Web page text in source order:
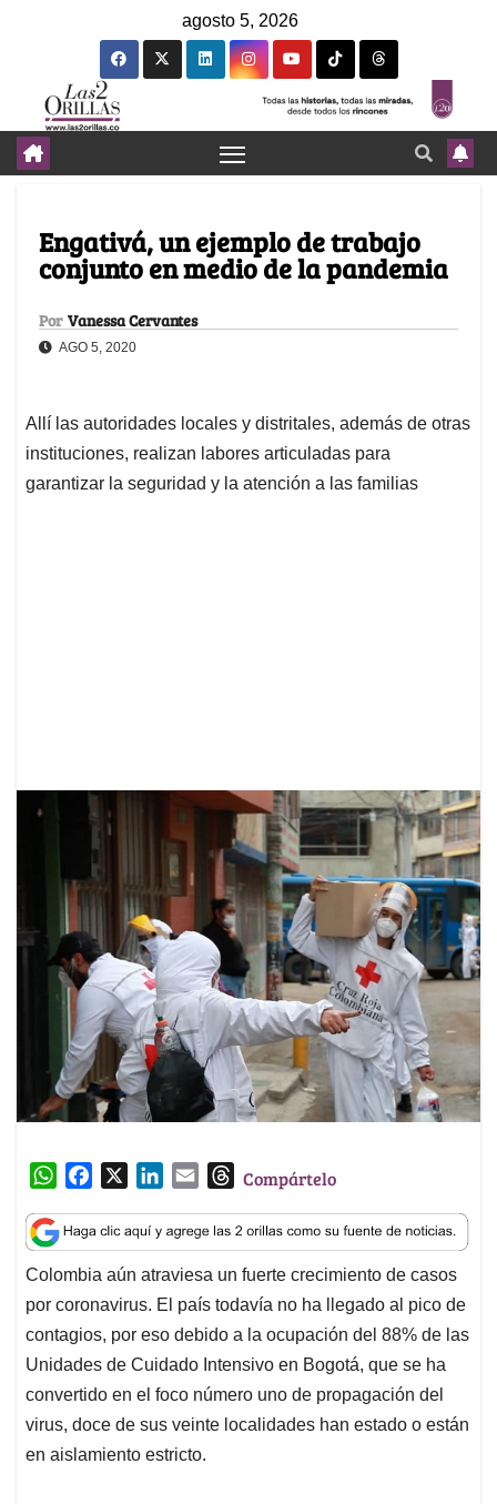
agosto 5, 2026
Engativá, un ejemplo de trabajo
conjunto en medio de la pandemia
Por Vanessa Cervantes
AGO 5, 2020
Allí las autoridades locales y distritales, además de otras
instituciones, realizan labores articuladas para
garantizar la seguridad y la atención a las familias
W
a
t
s
A
p
p
c
e
b
o
o
k
n
k
e
d
I
n
a
i
l
T
r
e
a
d
s
Compártelo
Colombia aún atraviesa un fuerte crecimiento de casos
por coronavirus. El país todavía no ha llegado al pico de
contagios, por eso debido a la ocupación del 88% de las
Unidades de Cuidado Intensivo en Bogotá, que se ha
convertido en el foco número uno de propagación del
virus, doce de sus veinte localidades han estado o están
en aislamiento estricto.